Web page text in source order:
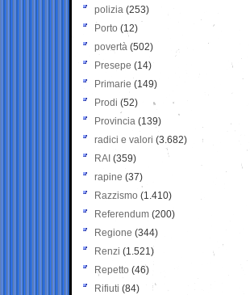
polizia (253)
Porto (12)
povertà (502)
Presepe (14)
Primarie (149)
Prodi (52)
Provincia (139)
radici e valori (3.682)
RAI (359)
rapine (37)
Razzismo (1.410)
Referendum (200)
Regione (344)
Renzi (1.521)
Repetto (46)
Rifiuti (84)